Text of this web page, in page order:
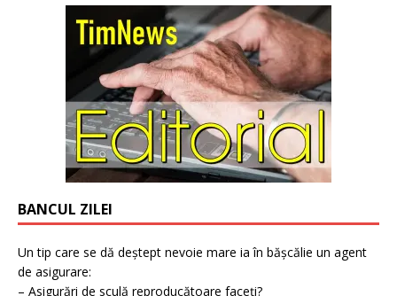
BANCUL ZILEI
Un tip care se dă deștept nevoie mare ia în bășcălie un agent
de asigurare:
– Asigurări de sculă reproducătoare faceți?